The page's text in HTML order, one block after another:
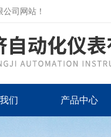
司网站！
们 产品中心